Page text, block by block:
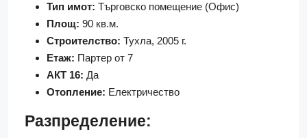
Тип имот: Търговско помещение (Офис)
Площ: 90 кв.м.
Строителство: Тухла, 2005 г.
Етаж: Партер от 7
АКТ 16: Да
Отопление: Електричество
Разпределение: